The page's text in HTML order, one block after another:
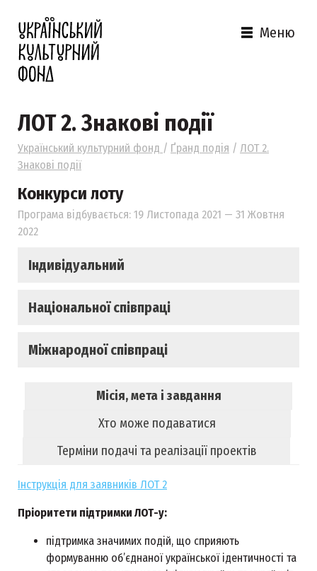
Меню
ЛОТ 2. Знакові події
Український культурний фонд / Ґранд подія / ЛОТ 2.
Знакові події
Місія, мета і завдання
Хто може подаватися
Терміни подачі та реалізації проектів
Інструкція для заявників ЛОТ 2
Пріоритети підтримки ЛОТ-у:
підтримка значимих подій, що сприяють
формуванню об’єднаної української ідентичності та
Конкурси лоту
Програма відбувається: 19 Листопада 2021 — 31 Жовтня
2022
Індивідуальний
Національної співпраці
Міжнародної співпраці